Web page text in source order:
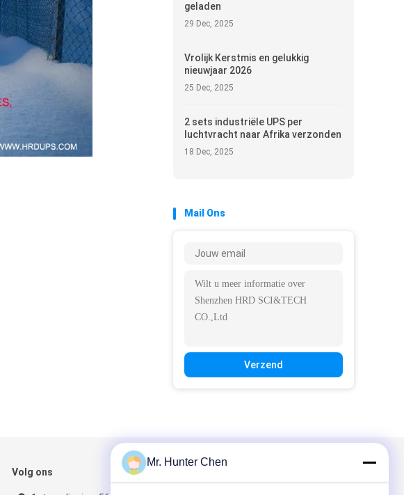
geladen
29 Dec, 2025
Vrolijk Kerstmis en gelukkig
nieuwjaar 2026
25 Dec, 2025
2 sets industriële UPS per
luchtvracht naar Afrika verzonden
18 Dec, 2025
Mail Ons
Verzend
Volg ons
Mr. Hunter Chen